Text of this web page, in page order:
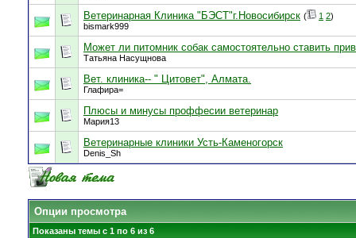
Ветеринарная Клиника "БЭСТ"г.Новосибирск ( 1 2)
bismark999
Может ли питомник собак самостоятельно ставить
Татьяна Насущнова
Вет. клиника-- " Цитовет", Алмата.
Глафира=
Плюсы и минусы проффесии ветеринар
Мария13
Ветеринарные клиники Усть-Каменогорск
Denis_Sh
Опции просмотра
Показаны темы с 1 по 6 из 6